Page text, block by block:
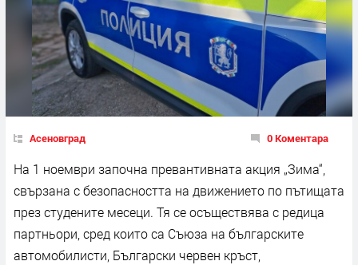
Асеновград 0 Коментара
На 1 ноември започна превантивната акция „Зима“,
свързана с безопасността на движението по пътищата
през студените месеци. Тя се осъществява с редица
партньори, сред които са Съюза на българските
автомобилисти, Български червен кръст,